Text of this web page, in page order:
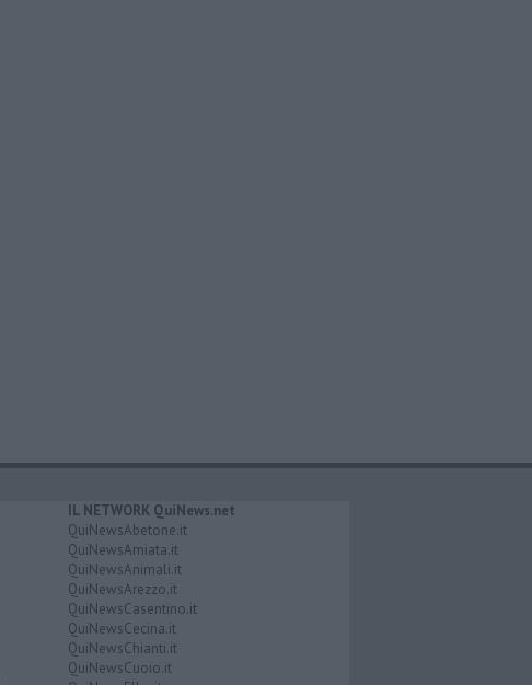
IL NETWORK QuiNews.net
QuiNewsAbetone.it
QuiNewsAmiata.it
QuiNewsAnimali.it
QuiNewsArezzo.it
QuiNewsCasentino.it
QuiNewsCecina.it
QuiNewsChianti.it
QuiNewsCuoio.it